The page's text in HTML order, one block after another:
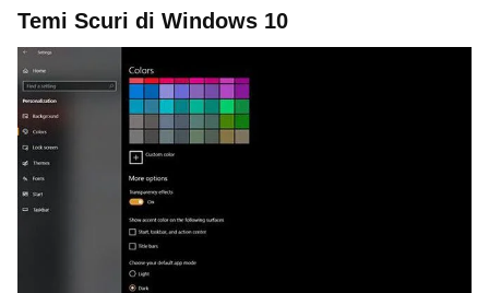
Temi Scuri di Windows 10